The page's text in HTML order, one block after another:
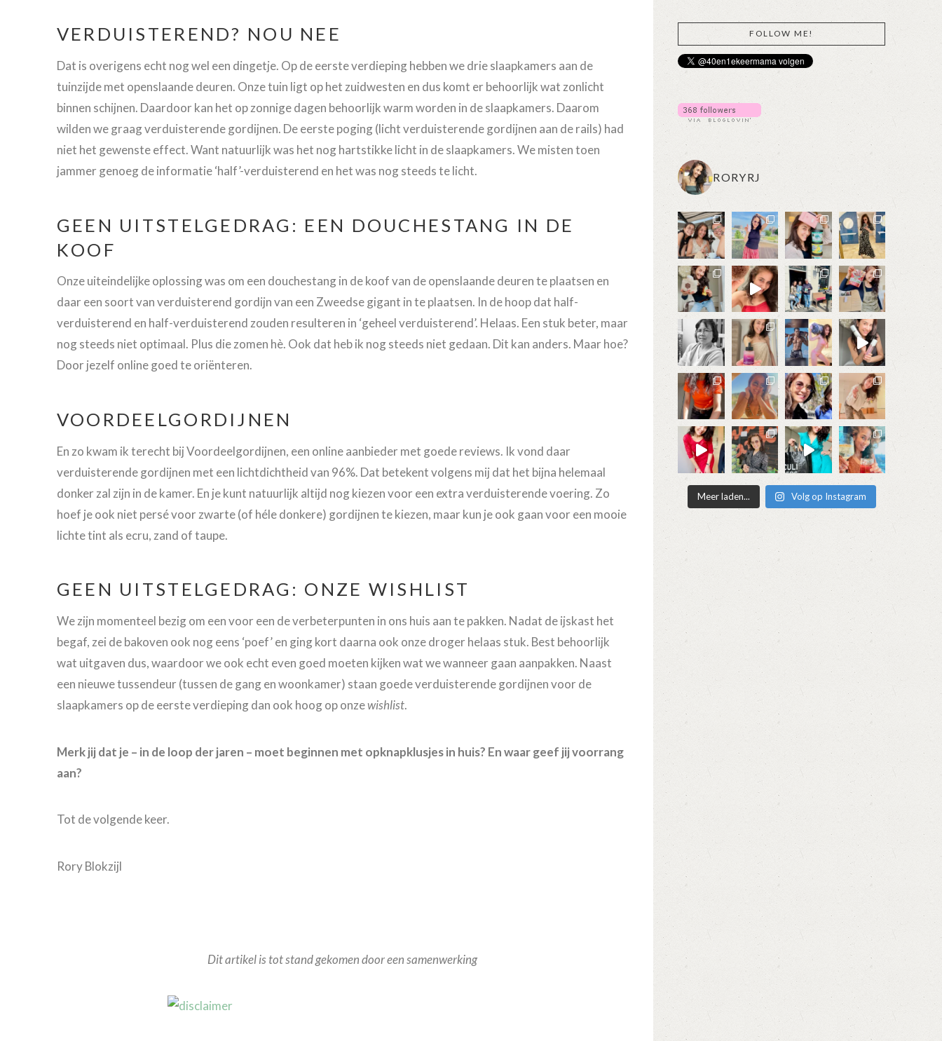
VERDUISTEREND? NOU NEE
Dat is overigens echt nog wel een dingetje. Op de eerste verdieping hebben we drie slaapkamers aan de
tuinzijde met openslaande deuren. Onze tuin ligt op het zuidwesten en dus komt er behoorlijk wat zonlicht
binnen schijnen. Daardoor kan het op zonnige dagen behoorlijk warm worden in de slaapkamers. Daarom
wilden we graag verduisterende gordijnen. De eerste poging (licht verduisterende gordijnen aan de rails) had
niet het gewenste effect. Want natuurlijk was het nog hartstikke licht in de slaapkamers. We misten toen
jammer genoeg de informatie ‘half’-verduisterend en het was nog steeds te licht.
GEEN UITSTELGEDRAG: EEN DOUCHESTANG IN DE
KOOF
Onze uiteindelijke oplossing was om een douchestang in de koof van de openslaande deuren te plaatsen en
daar een soort van verduisterend gordijn van een Zweedse gigant in te plaatsen. In de hoop dat half-
verduisterend en half-verduisterend zouden resulteren in ‘geheel verduisterend’. Helaas. Een stuk beter, maar
nog steeds niet optimaal. Plus die zomen hè. Ook dat heb ik nog steeds niet gedaan. Dit kan anders. Maar hoe?
Door jezelf online goed te oriënteren.
VOORDEELGORDIJNEN
En zo kwam ik terecht bij Voordeelgordijnen, een online aanbieder met goede reviews. Ik vond daar
verduisterende gordijnen met een lichtdichtheid van 96%. Dat betekent volgens mij dat het bijna helemaal
donker zal zijn in de kamer. En je kunt natuurlijk altijd nog kiezen voor een extra verduisterende voering. Zo
hoef je ook niet persé voor zwarte (of héle donkere) gordijnen te kiezen, maar kun je ook gaan voor een mooie
lichte tint als ecru, zand of taupe.
GEEN UITSTELGEDRAG: ONZE WISHLIST
We zijn momenteel bezig om een voor een de verbeterpunten in ons huis aan te pakken. Nadat de ijskast het
begaf, zei de bakoven ook nog eens ‘poef’ en ging kort daarna ook onze droger helaas stuk. Best behoorlijk
wat uitgaven dus, waardoor we ook echt even goed moeten kijken wat we wanneer gaan aanpakken. Naast
een nieuwe tussendeur (tussen de gang en woonkamer) staan goede verduisterende gordijnen voor de
slaapkamers op de eerste verdieping dan ook hoog op onzewishlist.
Merk jij dat je – in de loop der jaren – moet beginnen met opknapklusjes in huis? En waar geef jij voorrang
aan?
Tot de volgende keer.
Rory Blokzijl
Dit artikel is tot stand gekomen door een samenwerking
FOLLOW ME!
RORYRJ
Meer laden... Volg op Instagram